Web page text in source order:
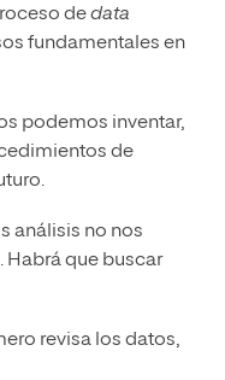
dedata
fundamentales en
podemos inventar,
de
análisis no nos
que buscar
revisa los datos,